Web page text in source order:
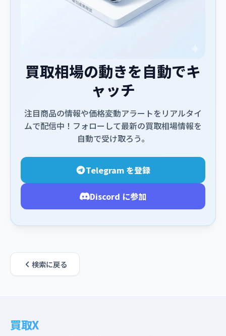
買取相場の動きを自動でキ
ャッチ
注目商品の情報や価格変動アラートをリアルタイ
ムで配信中！フォローして最新の買取相場情報を
自動で受け取ろう。
Telegram を登録
Discord に参加
検索に戻る
買取X